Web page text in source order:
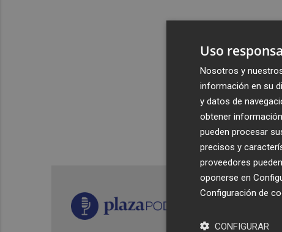
Uso
Nosotros y
información en su
y datos de
obtener
pueden procesar
precisos y
proveedores
oponerse en
Configuración de
CONFIGURAR